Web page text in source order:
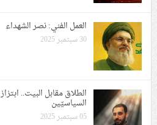
العمل الفني: نصر الشهداء
30 سبتمبر 2025
الطلاق مقابل البيت..
السياسيّين
05 سبتمبر 2025